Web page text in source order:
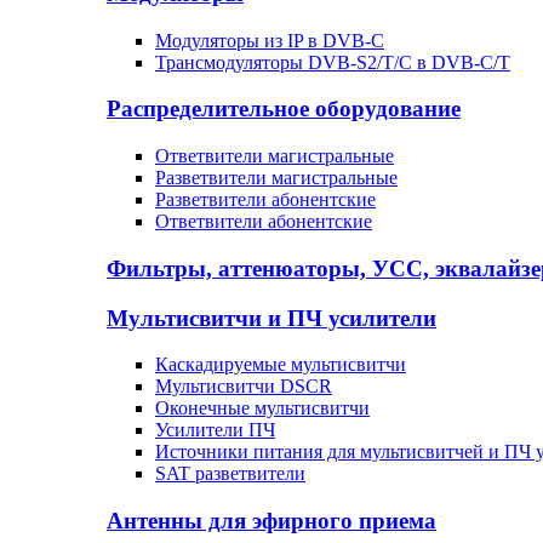
Модуляторы из IP в DVB-C
Трансмодуляторы DVB-S2/T/C в DVB-C/T
Распределительное оборудование
Ответвители магистральные
Разветвители магистральные
Разветвители абонентские
Ответвители абонентские
Фильтры, аттенюаторы, УСС,
Мультисвитчи и ПЧ усилители
Каскадируемые мультисвитчи
Мультисвитчи DSCR
Оконечные мультисвитчи
Усилители ПЧ
Источники питания для мультисвитчей и ПЧ
SAT разветвители
Антенны для эфирного приема